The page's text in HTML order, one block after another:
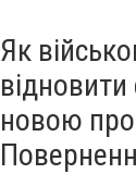
Як
новою